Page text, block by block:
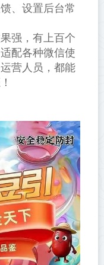
、设置后台常
强，有上百个
配各种微信使
营人员，都能